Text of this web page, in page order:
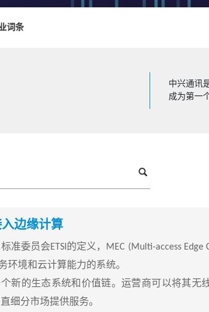
词条
中兴通讯
成为第一
入边缘计算
准委员会ETSI的定义，MEC (Multi-access
环境和云计算能力的系统。
个新的生态系统和价值链。运营商可以将其
细分市场提供服务。